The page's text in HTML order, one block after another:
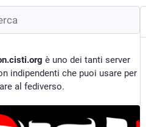
è uno dei tanti server
indipendenti che puoi usare per
al fediverso.